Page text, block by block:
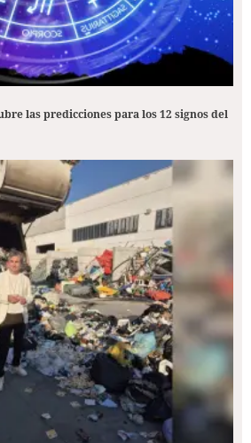
las predicciones para los 12 signos del